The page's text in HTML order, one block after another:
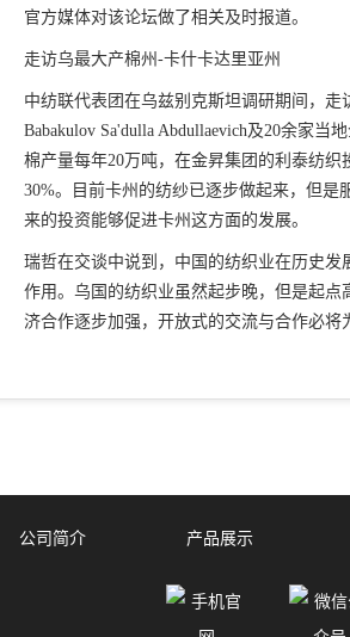
官方媒体对该论坛做了相关及时报道。
走访乌最大产棉州-卡什卡达里亚州
中纺联代表团在乌兹别克斯坦调研期间，
Babakulov Sa'dulla Abdullaevich及20余家
棉产量每年20万吨，在金昇集团的利泰纺
30%。目前卡州的纺纱已逐步做起来，但
来的投资能够促进卡州这方面的发展。
瑞哲在交谈中说到，中国的纺织业在历史
作用。乌国的纺织业虽然起步晚，但是起
济合作逐步加强，开放式的交流与合作必将
公司简介 产品展示